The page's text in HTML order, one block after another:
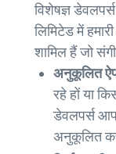
विशेषज्ञ
लिमिटेड में
शामिल हैं जो
अनुकूलित
रहे हों या
डेवलपर्स
अनुकूलित